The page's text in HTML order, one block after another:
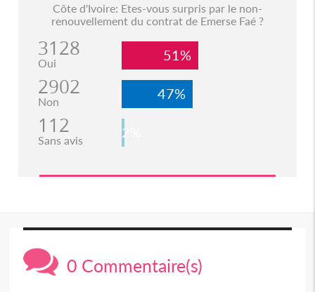
Côte d'Ivoire: Etes-vous surpris par le non-
renouvellement du contrat de Emerse Faé ?
3128
Oui 51%
2902
Non 47%
112
Sans avis 2%
0 Commentaire(s)